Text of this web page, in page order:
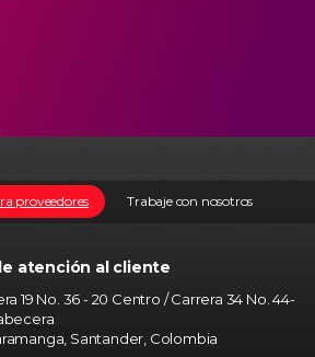
Trabaje con nosotros
proveedores
atención al cliente
19 No. 36 - 20 Centro / Carrera 34 No. 44-
Santander, Colombia